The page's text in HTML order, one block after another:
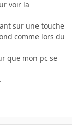
voir la
sur une touche
comme lors du
que mon pc se